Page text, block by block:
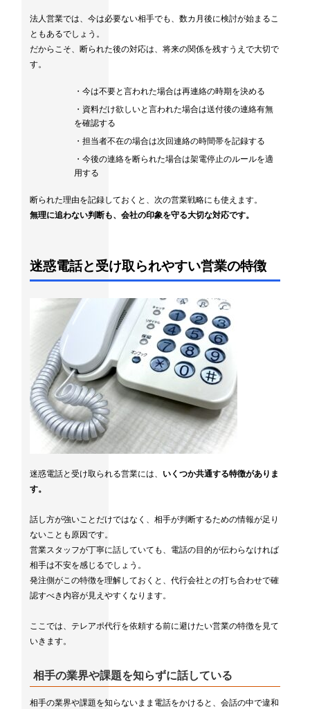
法人営業では、今は必要ない相手でも、数カ月後に検討が始まるこ
ともあるでしょう。
だからこそ、断られた後の対応は、将来の関係を残すうえで大切で
す。
・今は不要と言われた場合は再連絡の時期を決める
・資料だけ欲しいと言われた場合は送付後の連絡有無
を確認する
・担当者不在の場合は次回連絡の時間帯を記録する
・今後の連絡を断られた場合は架電停止のルールを適
用する
断られた理由を記録しておくと、次の営業戦略にも使えます。
無理に追わない判断も、会社の印象を守る大切な対応です。
迷惑電話と受け取られやすい営業の特徴
迷惑電話と受け取られる営業には、
いくつか共通する特徴がありま
す。
話し方が強いことだけではなく、相手が判断するための情報が足り
ないことも原因です。
営業スタッフが丁寧に話していても、電話の目的が伝わらなければ
相手は不安を感じるでしょう。
発注側がこの特徴を理解しておくと、代行会社との打ち合わせで確
認すべき内容が見えやすくなります。
ここでは、テレアポ代行を依頼する前に避けたい営業の特徴を見て
いきます。
相手の業界や課題を知らずに話している
相手の業界や課題を知らないまま電話をかけると、会話の中で違和